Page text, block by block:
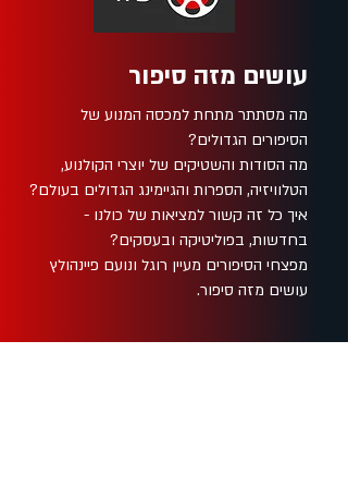
עושים מזה סיפור
מה מסתתר מתחת למכסה המנוע של
הסיפורים הגדולים?
מה הסודות והשטיקים של יוצרי הקולנוע,
הטלוויזיה, הספרות והגיימינג הגדולים בעולם?
איך כל זה קשור למציאות של כולנו -
בחדשות, בפוליטיקה ובעסקים?
מפצחי הסיפורים מעיין רוגל ונועם פיינהולץ
עושים מזה סיפור.